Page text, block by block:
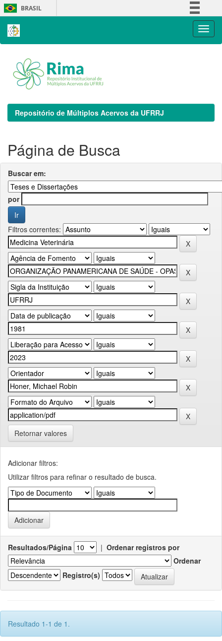
Skip
navigation
BRASIL
Repositório de Múltiplos Acervos da UFRRJ
Página de Busca
Buscar em:
por
Filtros correntes:
Retornar valores
Adicionar filtros:
Utilizar filtros para refinar o resultado de busca.
Resultados/Página | Ordenar registros por
Ordenar
Registro(s)
Resultado 1-1 de 1.